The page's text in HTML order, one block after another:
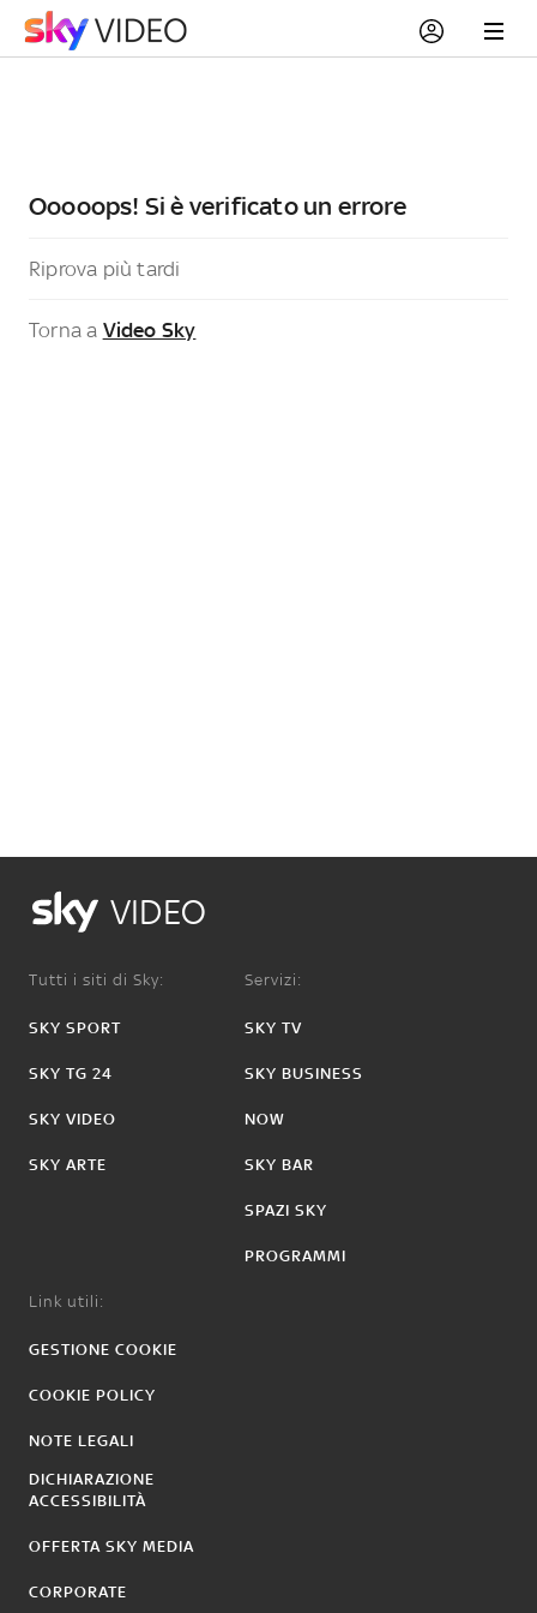
Ooooops! Si è verificato un errore
Riprova più tardi
Torna a Video Sky
VIDEO
Tutti i siti di Sky:
SKY SPORT
SKY TG 24
SKY VIDEO
SKY ARTE
Servizi:
SKY TV
SKY BUSINESS
NOW
SKY BAR
SPAZI SKY
PROGRAMMI
Link utili:
GESTIONE COOKIE
COOKIE POLICY
NOTE LEGALI
DICHIARAZIONE
ACCESSIBILITÀ
OFFERTA SKY MEDIA
CORPORATE